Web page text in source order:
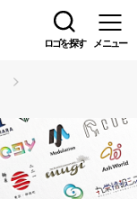
ロゴを探す メニュー